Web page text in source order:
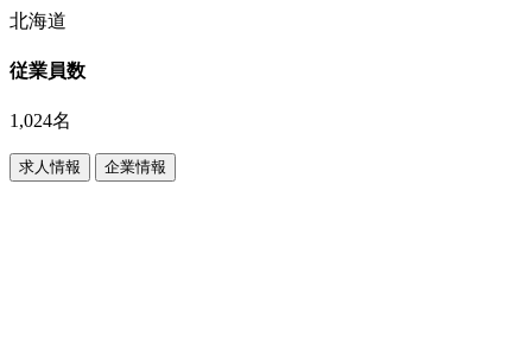
北海道
従業員数
1,024名
求人情報 企業情報